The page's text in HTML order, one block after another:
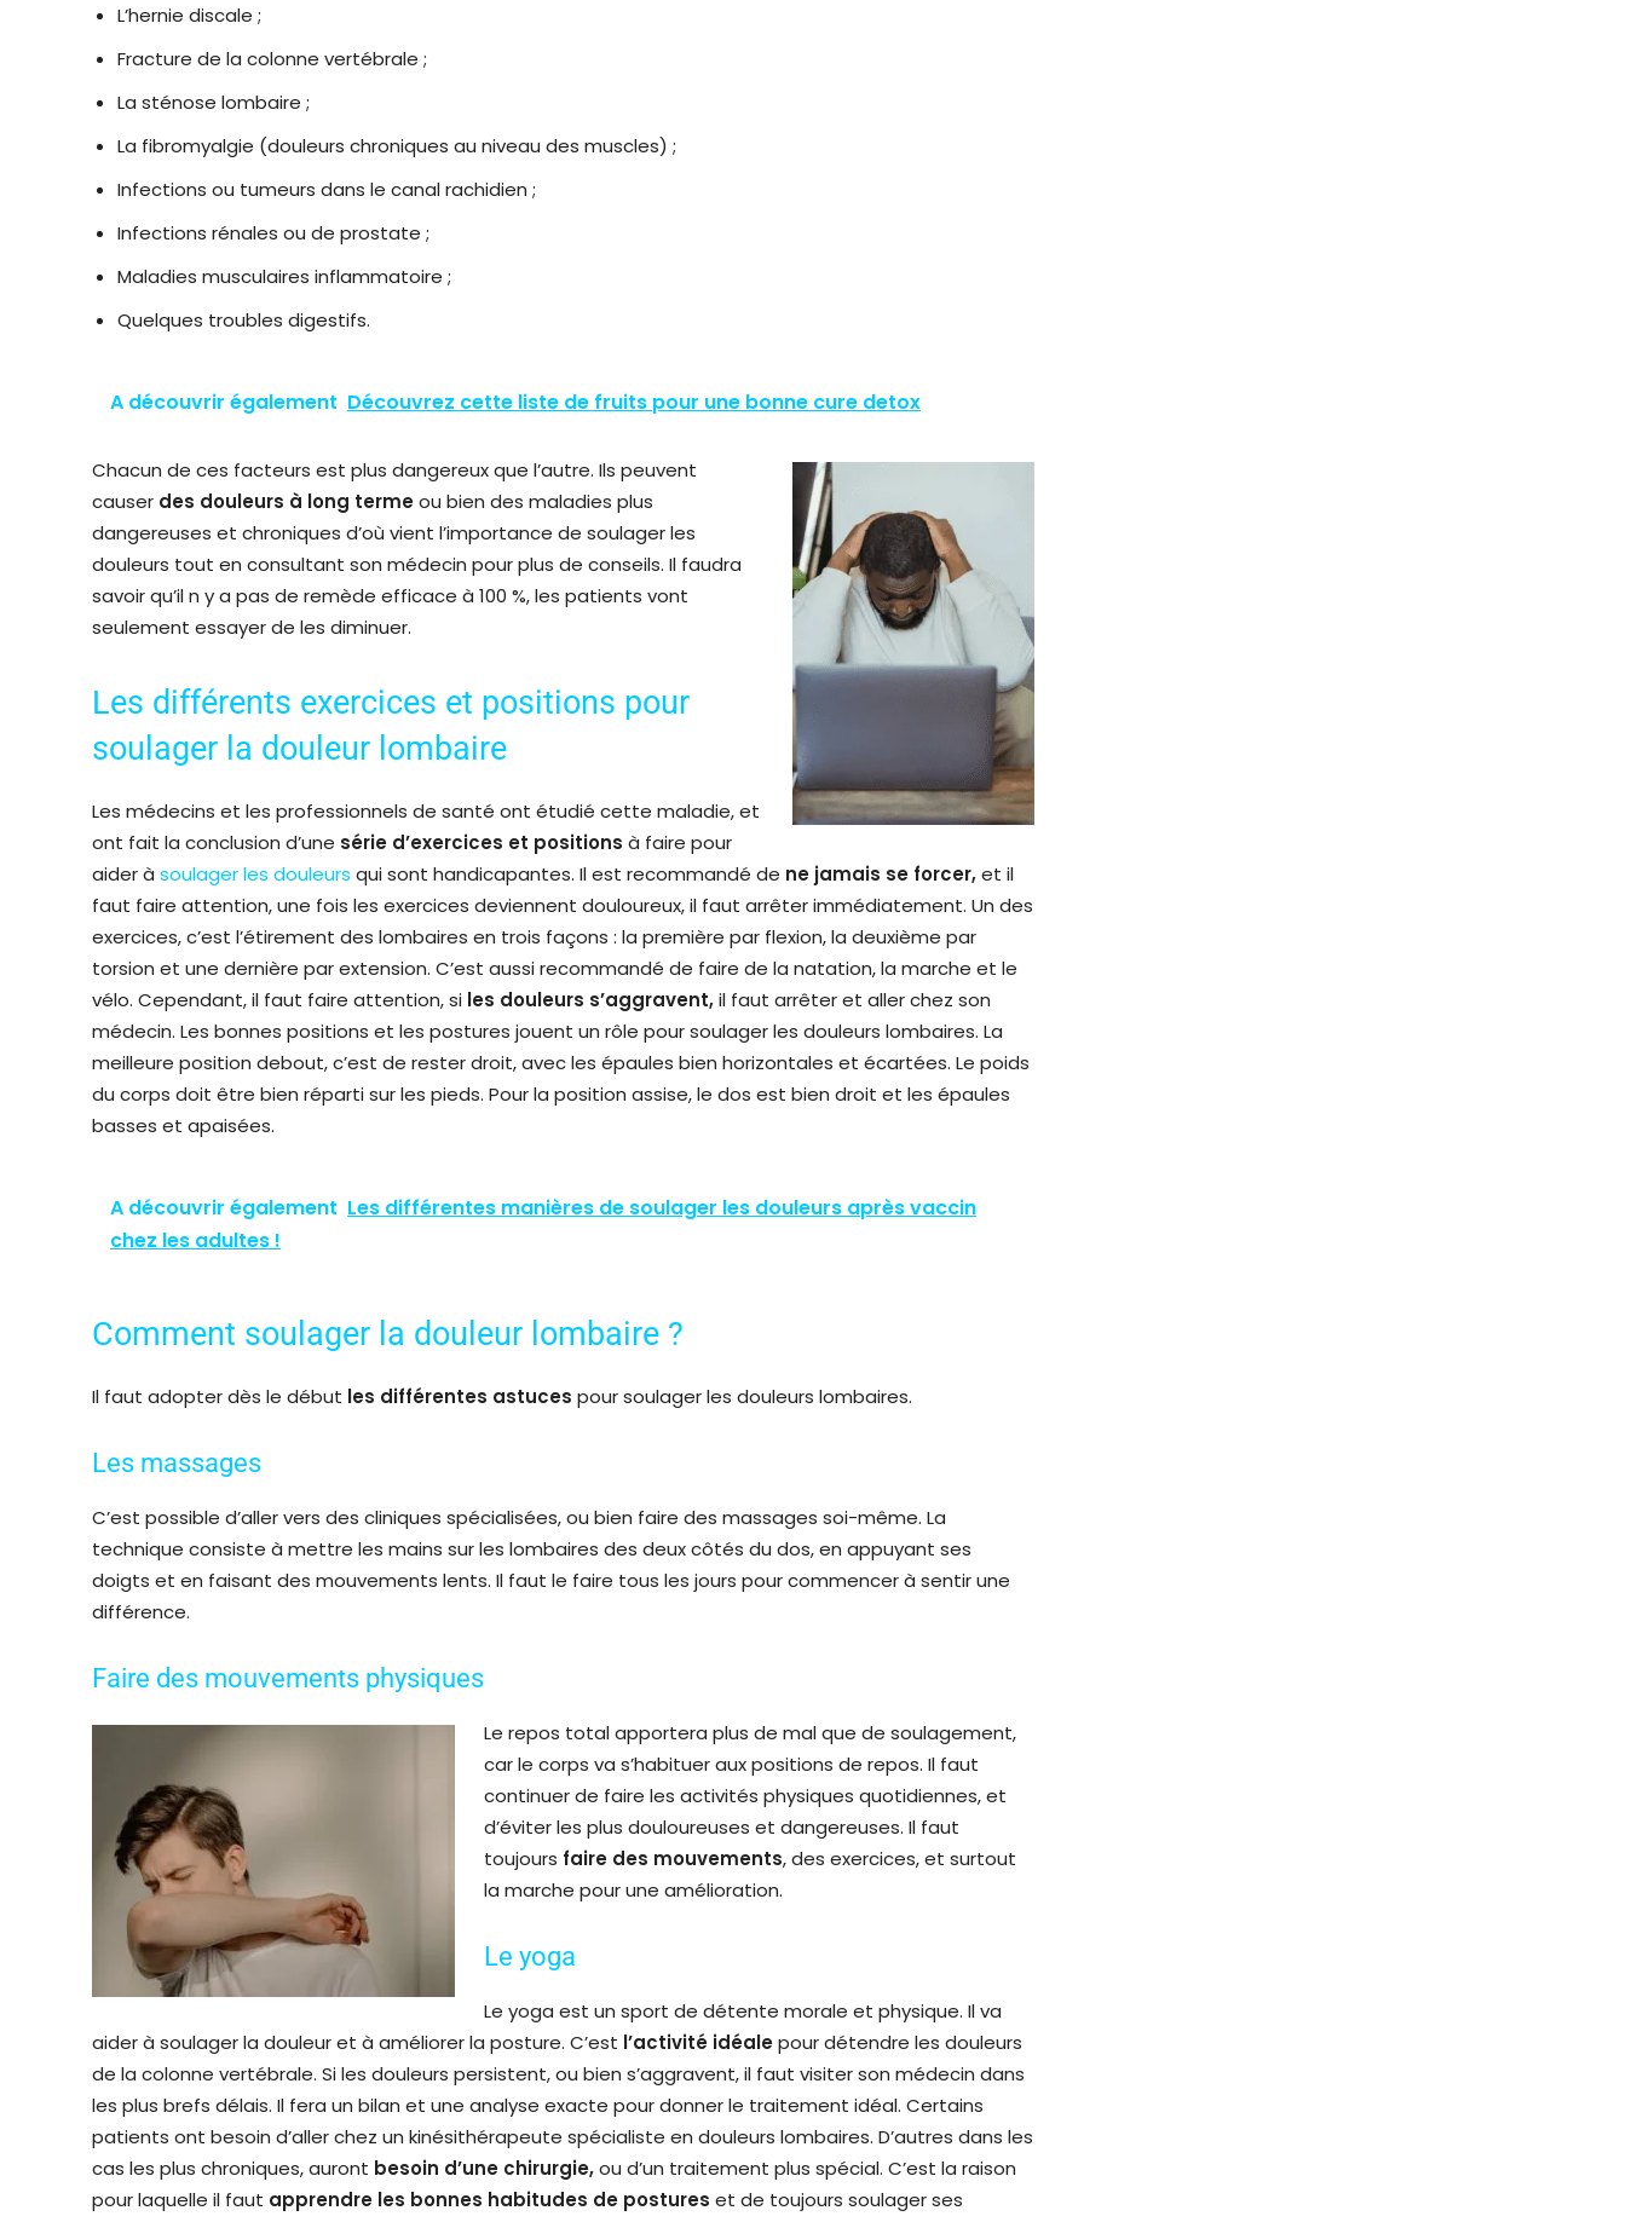
L’hernie discale ;
Fracture de la colonne vertébrale ;
La sténose lombaire ;
La fibromyalgie (douleurs chroniques au niveau des muscles) ;
Infections ou tumeurs dans le canal rachidien ;
Infections rénales ou de prostate ;
Maladies musculaires inflammatoire ;
Quelques troubles digestifs.
A découvrir également Découvrez cette liste de fruits pour une bonne cure detox
Chacun de ces facteurs est plus dangereux que l’autre. Ils peuvent
causer des douleurs à long termeou bien des maladies plus
dangereuses et chroniques d’où vient l’importance de soulager les
douleurs tout en consultant son médecin pour plus de conseils. Il faudra
savoir qu’il n y a pas de remède efficace à 100 %, les patients vont
seulement essayer de les diminuer.
Les différents exercices et positions pour
soulager la douleur lombaire
Les médecins et les professionnels de santé ont étudié cette maladie, et
ont fait la conclusion d’une série d’exercices et positions à faire pour
aider à soulager les douleurs qui sont handicapantes. Il est recommandé de ne jamais se forcer,et il
faut faire attention, une fois les exercices deviennent douloureux, il faut arrêter immédiatement. Un des
exercices, c’est l’étirement des lombaires en trois façons : la première par flexion, la deuxième par
torsion et une dernière par extension. C’est aussi recommandé de faire de la natation, la marche et le
vélo. Cependant, il faut faire attention, si les douleurs s’aggravent,il faut arrêter et aller chez son
médecin. Les bonnes positions et les postures jouent un rôle pour soulager les douleurs lombaires. La
meilleure position debout, c’est de rester droit, avec les épaules bien horizontales et écartées. Le poids
du corps doit être bien réparti sur les pieds. Pour la position assise, le dos est bien droit et les épaules
basses et apaisées.
A découvrir également Les différentes manières de soulager les douleurs après vaccin
chez les adultes !
Comment soulager la douleur lombaire ?
Il faut adopter dès le début les différentes astuces pour soulager les douleurs lombaires.
Les massages
C’est possible d’aller vers des cliniques spécialisées, ou bien faire des massages soi-même. La
technique consiste à mettre les mains sur les lombaires des deux côtés du dos, en appuyant ses
doigts et en faisant des mouvements lents. Il faut le faire tous les jours pour commencer à sentir une
différence.
Faire des mouvements physiques
Le repos total apportera plus de mal que de soulagement,
car le corps va s’habituer aux positions de repos. Il faut
continuer de faire les activités physiques quotidiennes, et
d’éviter les plus douloureuses et dangereuses. Il faut
toujours faire des mouvements, des exercices, et surtout
la marche pour une amélioration.
Le yoga
Le yoga est un sport de détente morale et physique. Il va
aider à soulager la douleur et à améliorer la posture. C’est l’activité idéalepour détendre les douleurs
de la colonne vertébrale. Si les douleurs persistent, ou bien s’aggravent, il faut visiter son médecin dans
les plus brefs délais. Il fera un bilan et une analyse exacte pour donner le traitement idéal. Certains
patients ont besoin d’aller chez un kinésithérapeute spécialiste en douleurs lombaires. D’autres dans les
cas les plus chroniques, auront besoin d’une chirurgie,ou d’un traitement plus spécial. C’est la raison
pour laquelle il faut apprendre les bonnes habitudes de postures et de toujours soulager ses